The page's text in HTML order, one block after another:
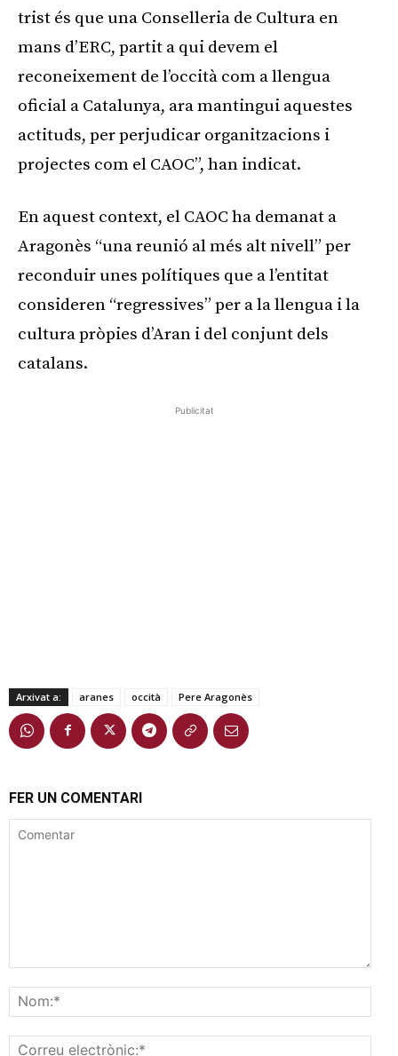
trist és que una Conselleria de Cultura en
mans d’ERC, partit a qui devem el
reconeixement de l’occità com a llengua
oficial a Catalunya, ara mantingui aquestes
actituds, per perjudicar organitzacions i
projectes com el CAOC”, han indicat.
En aquest context, el CAOC ha demanat a
Aragonès “una reunió al més alt nivell” per
reconduir unes polítiques que a l’entitat
consideren “regressives” per a la llengua i la
cultura pròpies d’Aran i del conjunt dels
catalans.
Publicitat
Arxivat a: aranes occità Pere Aragonès
FER UN COMENTARI